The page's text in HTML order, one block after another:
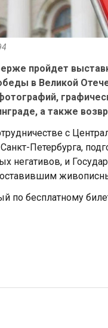
пройдет
в Великой
а также
с
Петербурга,
негативов, и
по бесплатному